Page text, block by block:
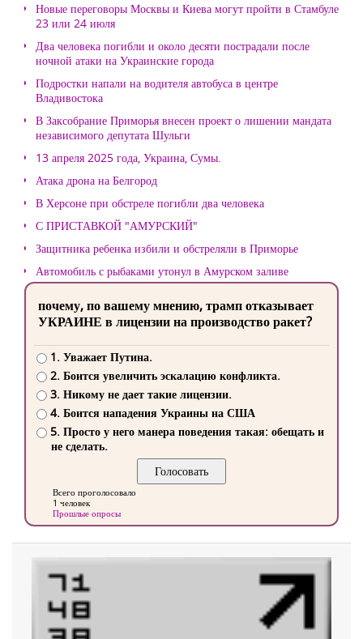
Новые переговоры Москвы и Киева могут пройти в Стамбуле
23 или 24 июля
Два человека погибли и около десяти пострадали после
ночной атаки на Украинские города
Подростки напали на водителя автобуса в центре
Владивостока
В Заксобрание Приморья внесен проект о лишении мандата
независимого депутата Шульги
13 апреля 2025 года, Украина, Сумы.
Атака дрона на Белгород
В Херсоне при обстреле погибли два человека
С ПРИСТАВКОЙ "АМУРСКИЙ"
Защитника ребенка избили и обстреляли в Приморье
Автомобиль с рыбаками утонул в Амурском заливе
почему, по вашему мнению, трамп отказывает
УКРАИНЕ в лицензии на производство ракет?
1. Уважает Путина.
2. Боится увеличить эскалацию конфликта.
3. Никому не дает такие лицензии.
4. Боится нападения Украины на США
5. Просто у него манера поведения такая: обещать и
не сделать.
Всего проголосовало
1 человек
Прошлые опросы